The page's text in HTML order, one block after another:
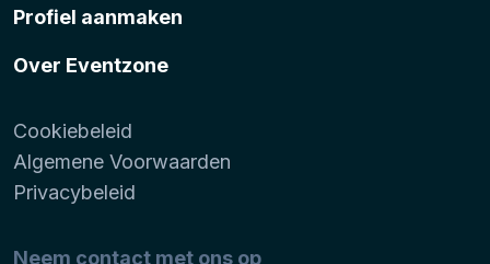
Profiel aanmaken
Over Eventzone
Cookiebeleid
Algemene Voorwaarden
Privacybeleid
Neem contact met ons op